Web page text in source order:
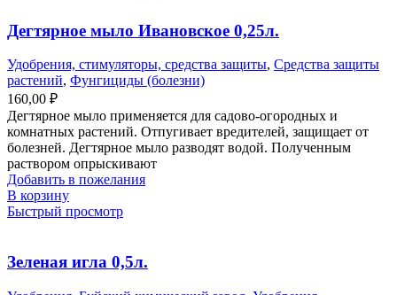
Дегтярное мыло Ивановское 0,25л.
Удобрения, стимуляторы, средства защиты, Средства защиты
растений, Фунгициды (болезни)
160,00 ₽
Дегтярное мыло применяется для садово-огородных и
комнатных растений. Отпугивает вредителей, защищает от
болезней. Дегтярное мыло разводят водой. Полученным
раствором опрыскивают
Добавить в пожелания
В корзину
Быстрый просмотр
Зеленая игла 0,5л.